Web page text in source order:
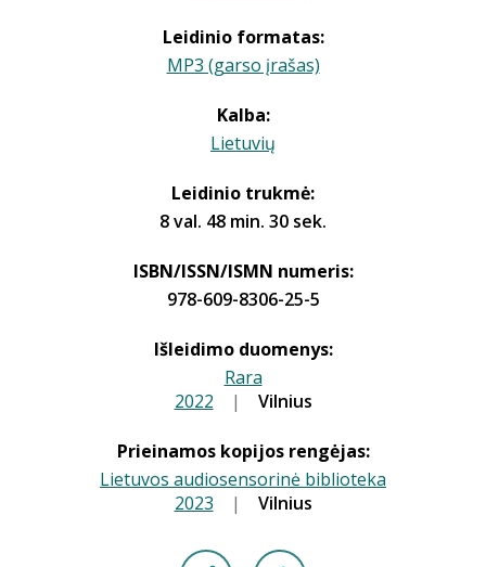
Leidinio formatas:
MP3 (garso įrašas)
Kalba:
Lietuvių
Leidinio trukmė:
8 val. 48 min. 30 sek.
ISBN/ISSN/ISMN numeris:
978-609-8306-25-5
Išleidimo duomenys:
Rara
2022 | Vilnius
Prieinamos kopijos rengėjas:
Lietuvos audiosensorinė biblioteka
2023 | Vilnius